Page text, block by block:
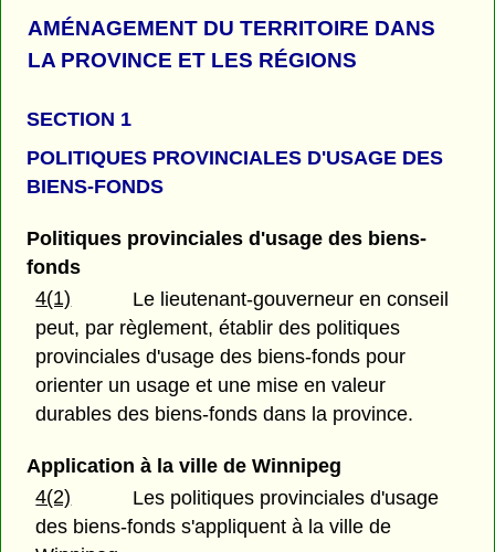
AMÉNAGEMENT DU TERRITOIRE DANS
LA PROVINCE ET LES RÉGIONS
SECTION 1
POLITIQUES PROVINCIALES D'USAGE DES
BIENS-FONDS
Politiques provinciales d'usage des biens-
fonds
4(1)
Le lieutenant-gouverneur en conseil
peut, par règlement, établir des politiques
provinciales d'usage des biens-fonds pour
orienter un usage et une mise en valeur
durables des biens-fonds dans la province.
Application à la ville de Winnipeg
4(2)
Les politiques provinciales d'usage
des biens-fonds s'appliquent à la ville de